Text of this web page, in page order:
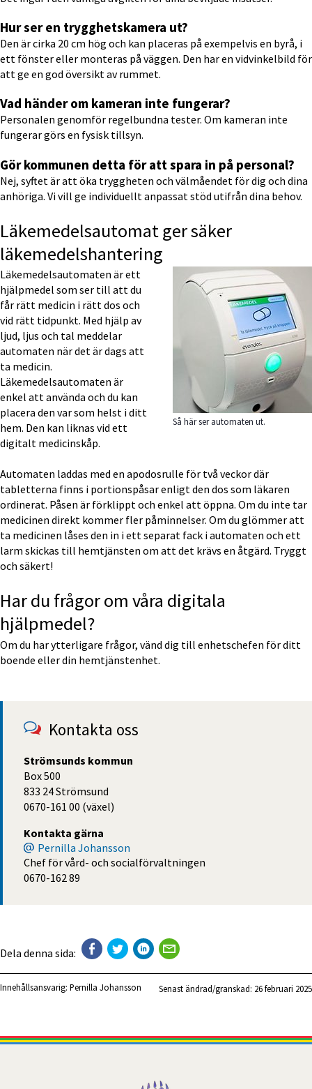
Hur ser en trygghetskamera ut?
Den är cirka 20 cm hög och kan placeras på exempelvis en byrå, i
ett fönster eller monteras på väggen. Den har en vidvinkelbild för
att ge en god översikt av rummet.
Vad händer om kameran inte fungerar?
Personalen genomför regelbundna tester. Om kameran inte
fungerar görs en fysisk tillsyn.
Gör kommunen detta för att spara in på personal?
Nej, syftet är att öka tryggheten och välmåendet för dig och dina
anhöriga. Vi vill ge individuellt anpassat stöd utifrån dina behov.
Läkemedelsautomat ger säker
läkemedelshantering
Så här ser automaten ut.
Läkemedelsautomaten är ett
hjälpmedel som ser till att du
får rätt medicin i rätt dos och
vid rätt tidpunkt. Med hjälp av
ljud, ljus och tal meddelar
automaten när det är dags att
ta medicin.
Läkemedelsautomaten är
enkel att använda och du kan
placera den var som helst i ditt
hem. Den kan liknas vid ett
digitalt medicinskåp.
Automaten laddas med en apodosrulle för två veckor där
tabletterna finns i portionspåsar enligt den dos som läkaren
ordinerat. Påsen är förklippt och enkel att öppna. Om du inte tar
medicinen direkt kommer fler påminnelser. Om du glömmer att
ta medicinen låses den in i ett separat fack i automaten och ett
larm skickas till hemtjänsten om att det krävs en åtgärd. Tryggt
och säkert!
Har du frågor om våra digitala
hjälpmedel?
Om du har ytterligare frågor, vänd dig till enhetschefen för ditt
boende eller din hemtjänstenhet.
Kontakta oss
Strömsunds kommun
Box 500
833 24 Strömsund
0670-161 00 (växel)
Kontakta gärna
Pernilla Johansson
Chef för vård- och socialförvaltningen
0670-162 89
Dela denna sida:
Innehållsansvarig: Pernilla Johansson Senast ändrad/granskad: 26 februari 2025